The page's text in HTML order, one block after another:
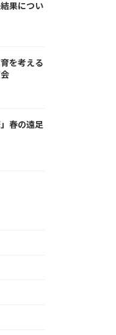
果につい
を考える
春の遠足